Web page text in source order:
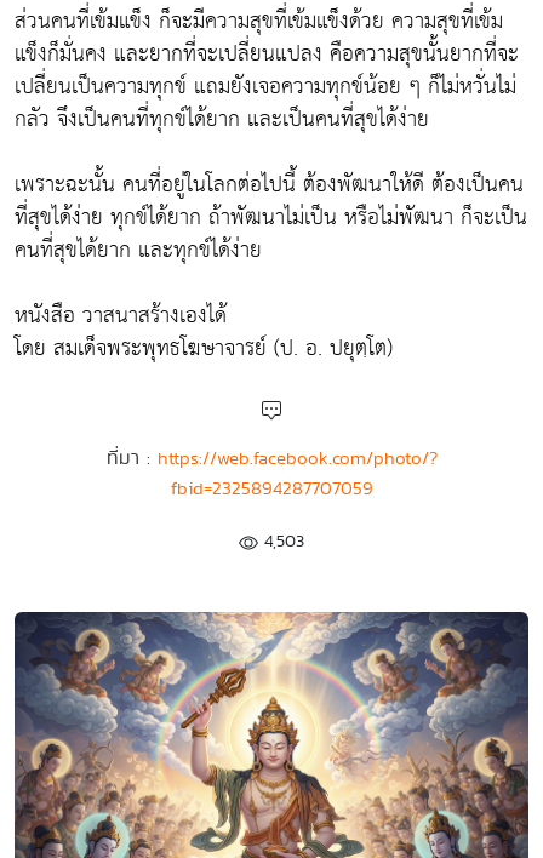
ส่วนคนที่เข้มแข็ง ก็จะมีความสุขที่เข้มแข็งด้วย ความสุขที่เข้ม
แข็งก็มั่นคง และยากที่จะเปลี่ยนแปลง คือความสุขนั้นยากที่จะ
เปลี่ยนเป็นความทุกข์ แถมยังเจอความทุกข์น้อย ๆ ก็ไม่หวั่นไม่
กลัว จึงเป็นคนที่ทุกข์ได้ยาก และเป็นคนที่สุขได้ง่าย
เพราะฉะนั้น คนที่อยู่ในโลกต่อไปนี้ ต้องพัฒนาให้ดี ต้องเป็นคน
ที่สุขได้ง่าย ทุกข์ได้ยาก ถ้าพัฒนาไม่เป็น หรือไม่พัฒนา ก็จะเป็น
คนที่สุขได้ยาก และทุกข์ได้ง่าย
หนังสือ วาสนาสร้างเองได้
โดย สมเด็จพระพุทธโฆษาจารย์ (ป. อ. ปยุตฺโต)
ที่มา : https://web.facebook.com/photo/?
fbid=2325894287707059
4,503